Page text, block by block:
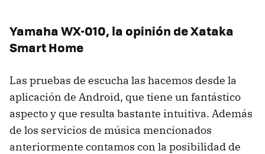
Yamaha WX-010, la opinión de Xataka
Smart Home
Las pruebas de escucha las hacemos desde la
aplicación de Android, que tiene un fantástico
aspecto y que resulta bastante intuitiva. Además
de los servicios de música mencionados
anteriormente contamos con la posibilidad de